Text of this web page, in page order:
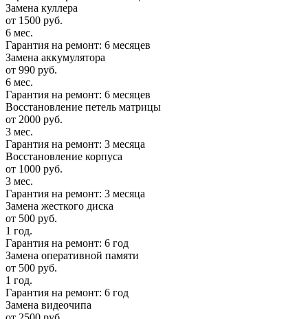
Замена куллера
от 1500 руб.
6 мес.
Гарантия на ремонт: 6 месяцев
Замена аккумулятора
от 990 руб.
6 мес.
Гарантия на ремонт: 6 месяцев
Восстановление петель матрицы
от 2000 руб.
3 мес.
Гарантия на ремонт: 3 месяца
Восстановление корпуса
от 1000 руб.
3 мес.
Гарантия на ремонт: 3 месяца
Замена жесткого диска
от 500 руб.
1 год.
Гарантия на ремонт: 6 год
Замена оперативной памяти
от 500 руб.
1 год.
Гарантия на ремонт: 6 год
Замена видеочипа